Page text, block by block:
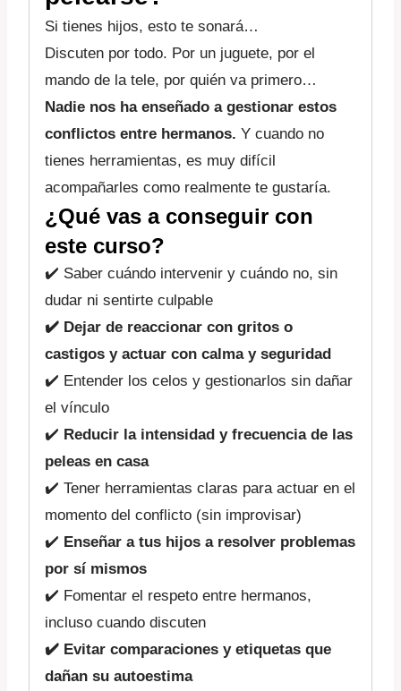
Si tienes hijos, esto te sonará…
Discuten por todo. Por un juguete, por el
mando de la tele, por quién va primero…
Nadie nos ha enseñado a gestionar estos
conflictos entre hermanos. Y cuando no
tienes herramientas, es muy difícil
acompañarles como realmente te gustaría.
¿Qué vas a conseguir con
este curso?
✔️ Saber cuándo intervenir y cuándo no, sin
dudar ni sentirte culpable
✔️ Dejar de reaccionar con gritos o
castigos y actuar con calma y seguridad
✔️ Entender los celos y gestionarlos sin dañar
el vínculo
✔️ Reducir la intensidad y frecuencia de las
peleas en casa
✔️ Tener herramientas claras para actuar en el
momento del conflicto (sin improvisar)
✔️ Enseñar a tus hijos a resolver problemas
por sí mismos
✔️ Fomentar el respeto entre hermanos,
incluso cuando discuten
✔️ Evitar comparaciones y etiquetas que
dañan su autoestima